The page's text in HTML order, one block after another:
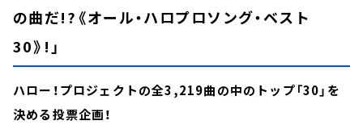
の曲だ!?《オール・ハロプロソング・ベスト
30》!」
ハロー！プロジェクトの全3,219曲の中のトップ「30」を
決める投票企画！